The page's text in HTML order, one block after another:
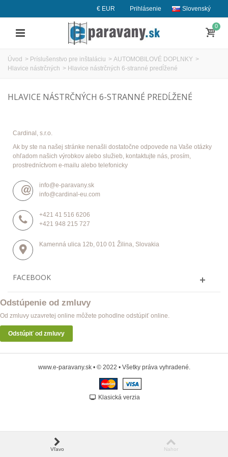
Slovenský
Prihlásenie
€ EUR
0
Úvod > Príslušenstvo pre inštaláciu > AUTOMOBILOVÉ DOPLNKY >
Hlavice nástrčných > Hlavice nástrčných 6-stranné predĺžené
HLAVICE NÁSTRČNÝCH 6-STRANNÉ PREDĹŽENÉ
Cardinal, s.r.o.
Ak by ste na našej stránke nenašli dostatočne odpovede na Vaše otázky
ohľadom našich výrobkov alebo služieb, kontaktujte nás, prosím,
prostredníctvom e-mailu alebo telefonicky
info@e-paravany.sk
info@cardinal-eu.com
+421 41 516 6206
+421 948 215 727
Kamenná ulica 12b, 010 01 Žilina, Slovakia
FACEBOOK
Odstúpenie od zmluvy
Od zmluvy uzavretej online môžete pohodlne odstúpiť online.
Odstúpiť od zmluvy
www.e-paravany.sk • © 2022 • Všetky práva vyhradené.
Klasická verzia
Vľavo Nahor